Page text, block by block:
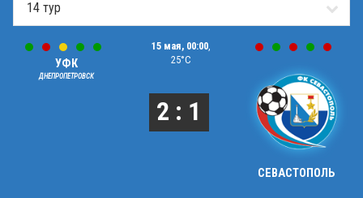
УФК
ДНЕПРОПЕТРОВСК
15 мая, 00:00
25°C
2 : 1
СЕВАСТОПОЛЬ